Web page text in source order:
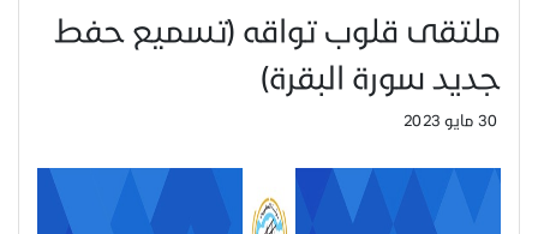
ملتقى قلوب تواقه (تسميع حفط
جديد سورة البقرة)
30 مايو 2023